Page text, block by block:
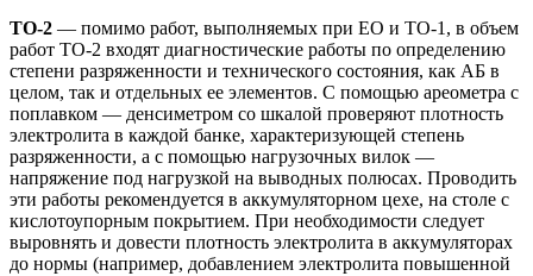
ТО-2 — помимо работ, выполняемых при ЕО и ТО-1, в объем
работ ТО-2 входят диагностические работы по определению
степени разряженности и технического состояния, как АБ в
целом, так и отдельных ее элементов. С помощью ареометра с
поплавком — денсиметром со шкалой проверяют плотность
электролита в каждой банке, характеризующей степень
разряженности, а с помощью нагрузочных вилок —
напряжение под нагрузкой на выводных полюсах. Проводить
эти работы рекомендуется в аккумуляторном цехе, на столе с
кислотоупорным покрытием. При необходимости следует
выровнять и довести плотность электролита в аккумуляторах
до нормы (например, добавлением электролита повышенной